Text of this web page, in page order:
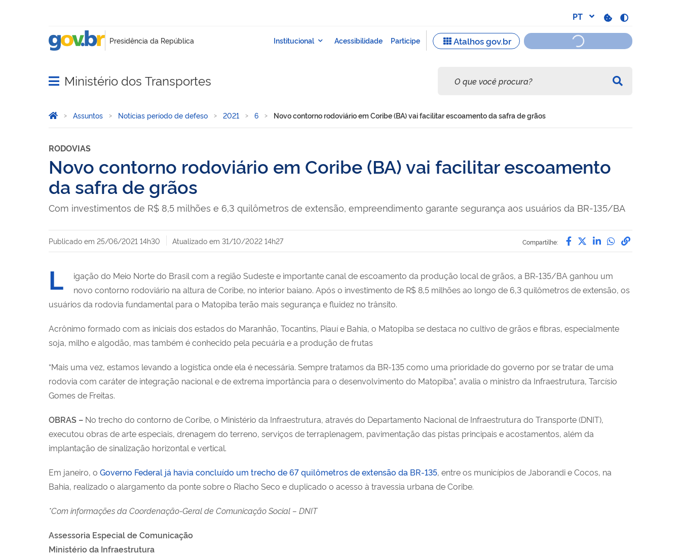
Abrir menu principal de navegação
Ministério dos Transportes
Você está aqui:
Página Inicial
Assuntos Notícias período de defeso 2021 6 Novo contorno rodoviário em Coribe (BA) vai facilitar escoamento da safra de grãos
RODOVIAS
Novo contorno rodoviário em Coribe (BA) vai facilitar escoamento
da safra de grãos
Com investimentos de R$ 8,5 milhões e 6,3 quilômetros de extensão, empreendimento garante segurança aos usuários da BR-135/BA
Compartilhe: Compartilhe por
Compartilhe por
Compartilhe por
Compartilhe
link para
Publicado em 25/06/2021 14h30 Atualizado em 31/10/2022 14h27
L
igação do Meio Norte do Brasil com a região Sudeste e importante canal de escoamento da produção local de grãos, a BR-135/BA ganhou um
novo contorno rodoviário na altura de Coribe, no interior baiano. Após o investimento de R$ 8,5 milhões ao longo de 6,3 quilômetros de extensão, os
usuários da rodovia fundamental para o Matopiba terão mais segurança e fluidez no trânsito.
Acrônimo formado com as iniciais dos estados do Maranhão, Tocantins, Piauí e Bahia, o Matopiba se destaca no cultivo de grãos e fibras, especialmente
soja, milho e algodão, mas também é conhecido pela pecuária e a produção de frutas
“Mais uma vez, estamos levando a logística onde ela é necessária. Sempre tratamos da BR-135 como uma prioridade do governo por se tratar de uma
rodovia com caráter de integração nacional e de extrema importância para o desenvolvimento do Matopiba”, avalia o ministro da Infraestrutura, Tarcísio
Gomes de Freitas.
OBRAS – No trecho do contorno de Coribe, o Ministério da Infraestrutura, através do Departamento Nacional de Infraestrutura do Transporte (DNIT),
executou obras de arte especiais, drenagem do terreno, serviços de terraplenagem, pavimentação das pistas principais e acostamentos, além da
implantação de sinalização horizontal e vertical.
Em janeiro, o Governo Federal já havia concluído um trecho de 67 quilômetros de extensão da BR-135, entre os municípios de Jaborandi e Cocos, na
Bahia, realizado o alargamento da ponte sobre o Riacho Seco e duplicado o acesso à travessia urbana de Coribe.
*Com informações da Coordenação-Geral de Comunicação Social – DNIT
Assessoria Especial de Comunicação
Ministério da Infraestrutura